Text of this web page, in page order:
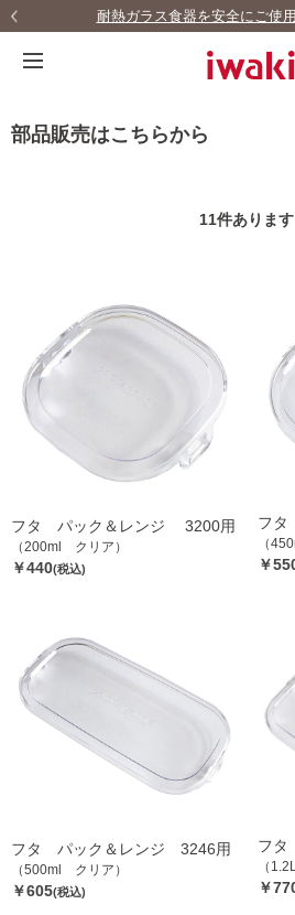
耐熱ガラス食器を安全にご使
部品販売はこちらから
11件あります
フタ パック＆レンジ 3200用
（200ml クリア）
￥440(税込)
フ
（
￥
フタ パック＆レンジ 3246用
（500ml クリア）
￥605(税込)
フ
（
￥